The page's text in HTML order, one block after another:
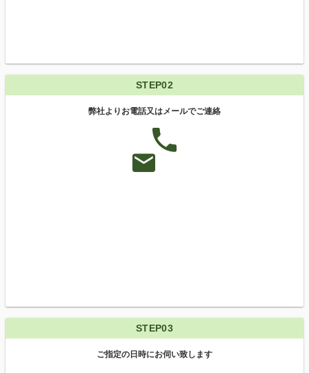
STEP02
弊社よりお電話又はメールでご連絡
STEP03
ご指定の日時にお伺い致します